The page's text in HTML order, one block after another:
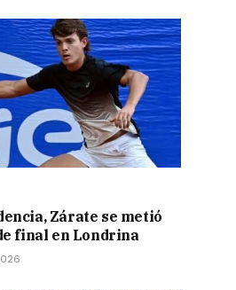
Zárate se metió
final en Londrina